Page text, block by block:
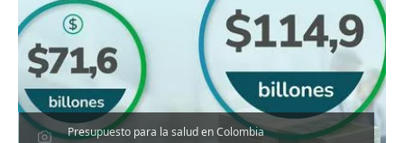
Presupuesto para la salud en Colombia